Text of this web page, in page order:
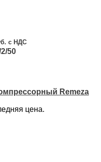
50
Remeza
цена.